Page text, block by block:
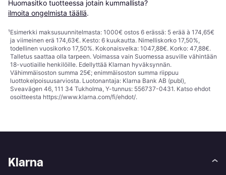
Huomasitko tuotteessa jotain kummallista?
ilmoita ongelmista täällä.
¹Esimerkki maksusuunnitelmasta: 1000€ ostos 6 erässä: 5 erää à 174,65€
ja viimeinen erä 174,63€. Kesto: 6 kuukautta. Nimelliskorko 17,50%,
todellinen vuosikorko 17,50%. Kokonaisvelka: 1047,88€. Korko: 47,88€.
Talletus saattaa olla tarpeen. Voimassa vain Suomessa asuville vähintään
18-vuotiaille henkilöille. Edellyttää Klarnan hyväksynnän.
Vähimmäisoston summa 25€; enimmäisoston summa riippuu
luottokelpoisuusarviosta. Luotonantaja: Klarna Bank AB (publ),
Sveavägen 46, 111 34 Tukholma, Y-tunnus: 556737-0431. Katso ehdot
osoitteesta https://www.klarna.com/fi/ehdot/.
Klarna